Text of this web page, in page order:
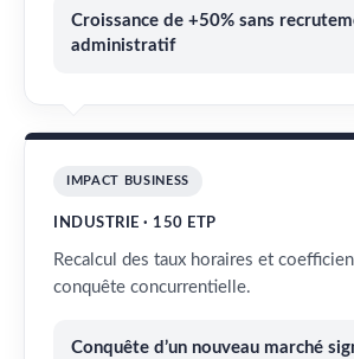
Croissance de +50% sans
administratif
IMPACT BUSINESS
INDUSTRIE · 150 ETP
Recalcul des taux horaires et
conquête concurrentielle.
Conquête d’un nouveau marché